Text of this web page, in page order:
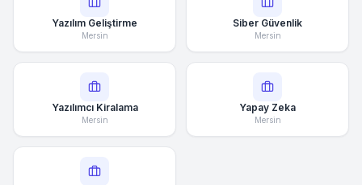
Yazılım Geliştirme
Mersin
Siber Güvenlik
Mersin
Yazılımcı Kiralama
Mersin
Yapay Zeka
Mersin